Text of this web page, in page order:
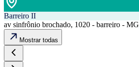
Barreiro II
av sinfrônio brochado, 1020 - barreiro - MG
Mostrar todas